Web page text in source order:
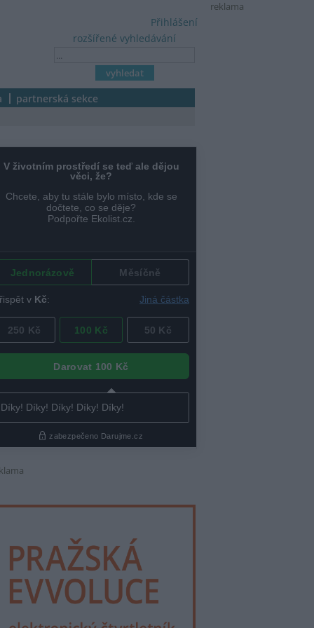
reklama
rozšířené vyhledávání
Přihlášení
partnerská sekce